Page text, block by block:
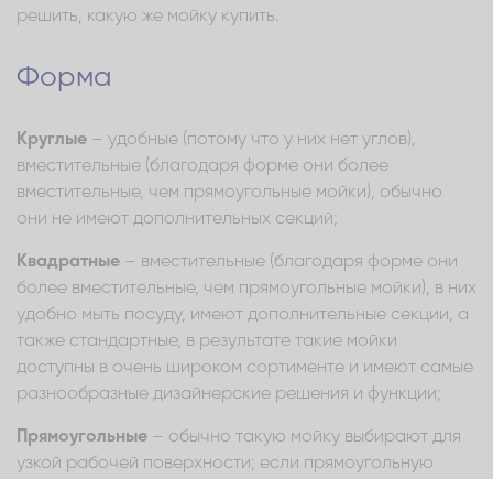
решить, какую же мойку купить.
Форма
Круглые – удобные (потому что у них нет углов),
вместительные (благодаря форме они более
вместительные, чем прямоугольные мойки), обычно
они не имеют дополнительных секций;
Квадратные – вместительные (благодаря форме они
более вместительные, чем прямоугольные мойки), в них
удобно мыть посуду, имеют дополнительные секции, а
также стандартные, в результате такие мойки
доступны в очень широком сортименте и имеют самые
разнообразные дизайнерские решения и функции;
Прямоугольные – обычно такую мойку выбирают для
узкой рабочей поверхности; если прямоугольную